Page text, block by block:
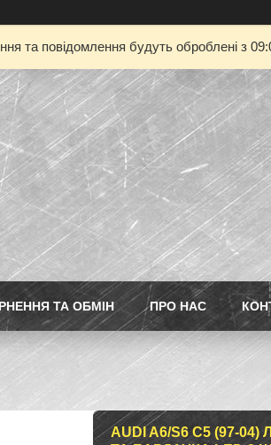
та повідомлення будуть оброблені з
ТА ОБМІН ПРО НАС
AUDI A6/S6 C5 (97-